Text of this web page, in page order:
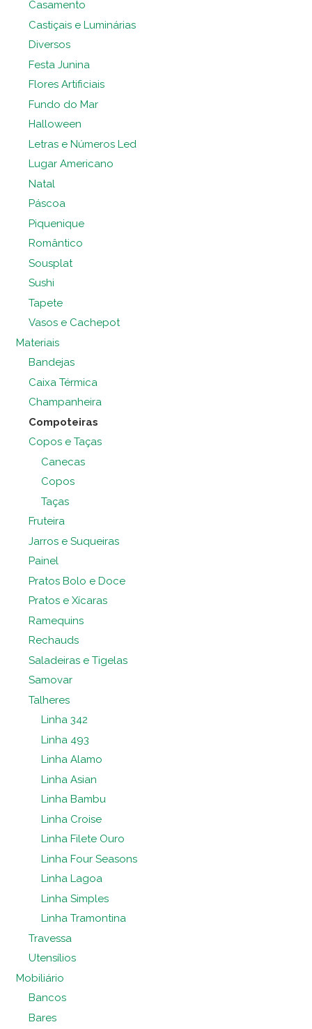
Casamento
Castiçais e Luminárias
Diversos
Festa Junina
Flores Artificiais
Fundo do Mar
Halloween
Letras e Números Led
Lugar Americano
Natal
Páscoa
Piquenique
Romântico
Sousplat
Sushi
Tapete
Vasos e Cachepot
Materiais
Bandejas
Caixa Térmica
Champanheira
Compoteiras
Copos e Taças
Canecas
Copos
Taças
Fruteira
Jarros e Suqueiras
Painel
Pratos Bolo e Doce
Pratos e Xícaras
Ramequins
Rechauds
Saladeiras e Tigelas
Samovar
Talheres
Linha 342
Linha 493
Linha Alamo
Linha Asian
Linha Bambu
Linha Croise
Linha Filete Ouro
Linha Four Seasons
Linha Lagoa
Linha Simples
Linha Tramontina
Travessa
Utensílios
Mobiliário
Bancos
Bares